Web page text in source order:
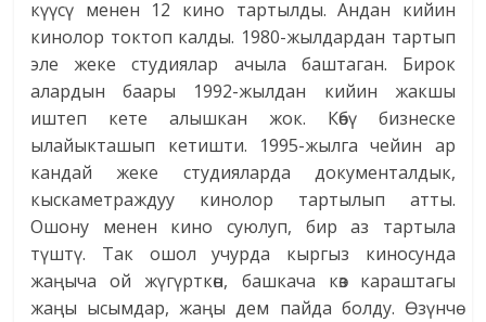
күүсү менен 12 кино тартылды. Андан кийин
кинолор токтоп калды. 1980-жылдардан тартып
эле жеке студия­лар ачыла баштаган. Бирок
алардын баары 1992-жылдан кийин жакшы
иштеп кете алышкан жок. Көбү бизнеске
ылайыкташып кетишти. 1995-жылга чейин ар
кандай жеке студияларда документалдык,
кыскаметраждуу кинолор тартылып атты.
Ошону менен кино суюлуп, бир аз тартыла
түштү. Так ошол учурда кыргыз киносунда
жаңыча ой жүгүрткөн, башкача көз караштагы
жаңы ысымдар, жаңы дем пайда болду. Өзүнчө